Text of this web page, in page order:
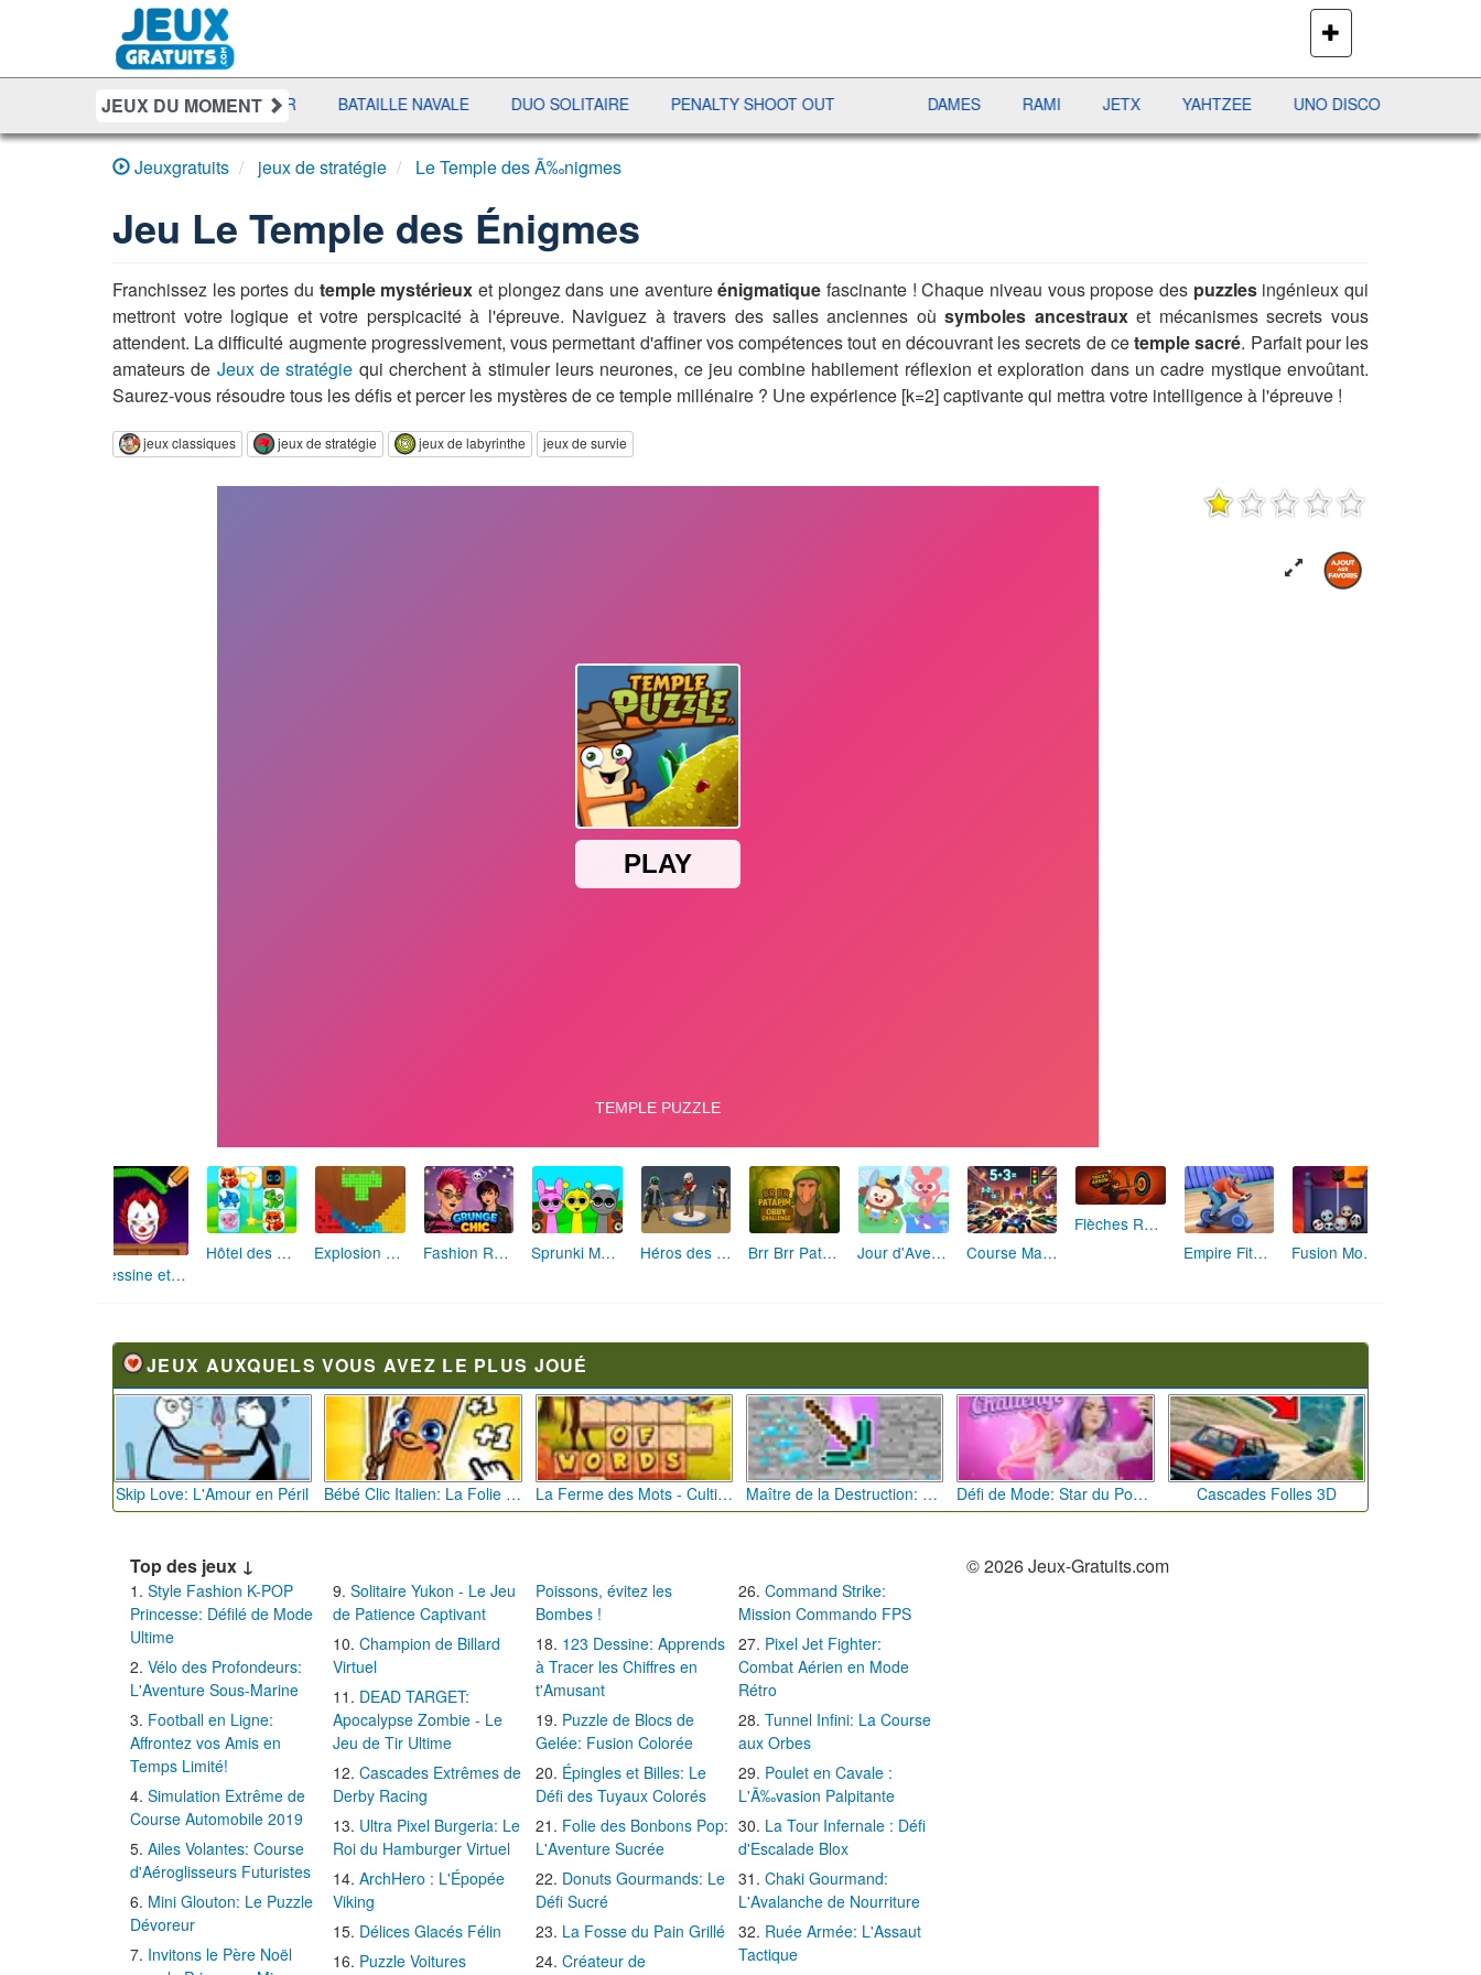
PLUS
DE
JEUX
JEUX DU MOMENT
SHERIFF POKER BATAILLE NAVALE DUO SOLITAIRE PENALTY SHOOT OUT RAMI JETX YAHTZEE UNO DISCO DÉFI
Jeuxgratuits jeux de stratégie Le Temple des Ã‰nigmes
Jeu Le Temple des Énigmes
Franchissez les portes du temple mystérieux et plongez dans une aventureénigmatique fascinante ! Chaque niveau vous propose des puzzlesingénieux qui
mettront votre logique et votre perspicacité à l'épreuve. Naviguez à travers des salles anciennes oùsymboles ancestrauxet mécanismes secrets vous
attendent. La difficulté augmente progressivement, vous permettant d'affiner vos compétences tout en découvrant les secrets de cetemple sacré. Parfait pour les
amateurs de Jeux de stratégie qui cherchent à stimuler leurs neurones, ce jeu combine habilement réflexion et exploration dans un cadre mystique envoûtant.
Saurez-vous résoudre tous les défis et percer les mystères de ce temple millénaire ? Une expérience [k=2] captivante qui mettra votre intelligence à l'épreuve !
jeux classiques jeux de stratégie jeux de labyrinthe jeux de survie
Dessine et Écrase : Le Jeu des Monstres
Hôtel des Animaux de Rêve Explosion de Blocs de Sable Fashion Rebelle: Style Grunge Chic Sprunki Monster: Rythmes Musicaux Monstres Héros des Terres Hostiles Brr Brr Patapim: Le Défi Parkour Délirant Jour d'Aventure: Puzzles en Plein Air Course Mathématique: La Vitesse par les Chiffres
Flèches Rusées 2 : Visez Juste et Défiez la Rotation!
Empire Fitness - Simulateur de Salle de Sport
Fusion Monstrueuse d'Halloween
JEUX AUXQUELS VOUS AVEZ LE PLUS JOUÉ
Skip Love: L'Amour en Péril Bébé Clic Italien: La Folie des Petits Bambins La Ferme des Mots - Cultivez votre Vocabulaire Maître de la Destruction: Fusion de Pioches Défi de Mode: Star du Podium Cascades Folles 3D
Top des jeux ↓
Style Fashion K-POP
Princesse: Défilé de Mode
Ultime
Vélo des Profondeurs:
L'Aventure Sous-Marine
Football en Ligne:
Affrontez vos Amis en
Temps Limité!
Simulation Extrême de
Course Automobile 2019
Ailes Volantes: Course
d'Aéroglisseurs Futuristes
Mini Glouton: Le Puzzle
Dévoreur
Invitons le Père Noël
Solitaire Yukon - Le Jeu
de Patience Captivant
Champion de Billard
Virtuel
DEAD TARGET:
Apocalypse Zombie - Le
Jeu de Tir Ultime
Cascades Extrêmes de
Derby Racing
Ultra Pixel Burgeria: Le
Roi du Hamburger Virtuel
ArchHero : L'Épopée
Viking
Délices Glacés Félin
Puzzle Voitures
Poissons, évitez les
Bombes !
123 Dessine: Apprends
à Tracer les Chiffres en
t'Amusant
Puzzle de Blocs de
Gelée: Fusion Colorée
Épingles et Billes: Le
Défi des Tuyaux Colorés
Folie des Bonbons Pop:
L'Aventure Sucrée
Donuts Gourmands: Le
Défi Sucré
La Fosse du Pain Grillé
Créateur de
Command Strike:
Mission Commando FPS
Pixel Jet Fighter:
Combat Aérien en Mode
Rétro
Tunnel Infini: La Course
aux Orbes
Poulet en Cavale :
L'Ã‰vasion Palpitante
La Tour Infernale : Défi
d'Escalade Blox
Chaki Gourmand:
L'Avalanche de Nourriture
Ruée Armée: L'Assaut
Tactique
© 2026 Jeux-Gratuits.com